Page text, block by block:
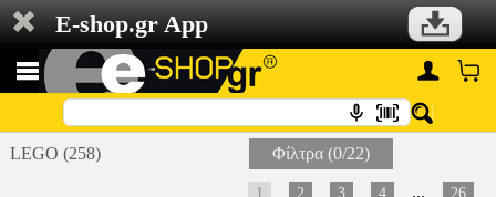
E-shop.gr App
LEGO (258) Φίλτρα (0/22)
1 2 3 4 ... 26